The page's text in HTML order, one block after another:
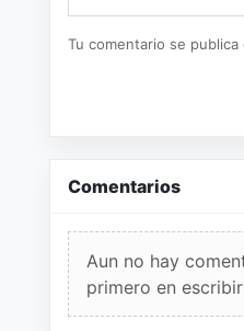
Tu comentario se
Comentarios
Aun no hay
primero en